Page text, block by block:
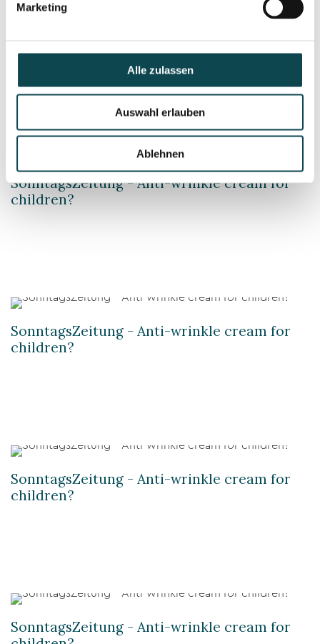
Marketing
Alle zulassen
Auswahl erlauben
Ablehnen
children?
SonntagsZeitung - Anti-wrinkle cream for
children?
SonntagsZeitung - Anti-wrinkle cream for
children?
SonntagsZeitung - Anti-wrinkle cream for
children?
SonntagsZeitung - Anti-wrinkle cream for